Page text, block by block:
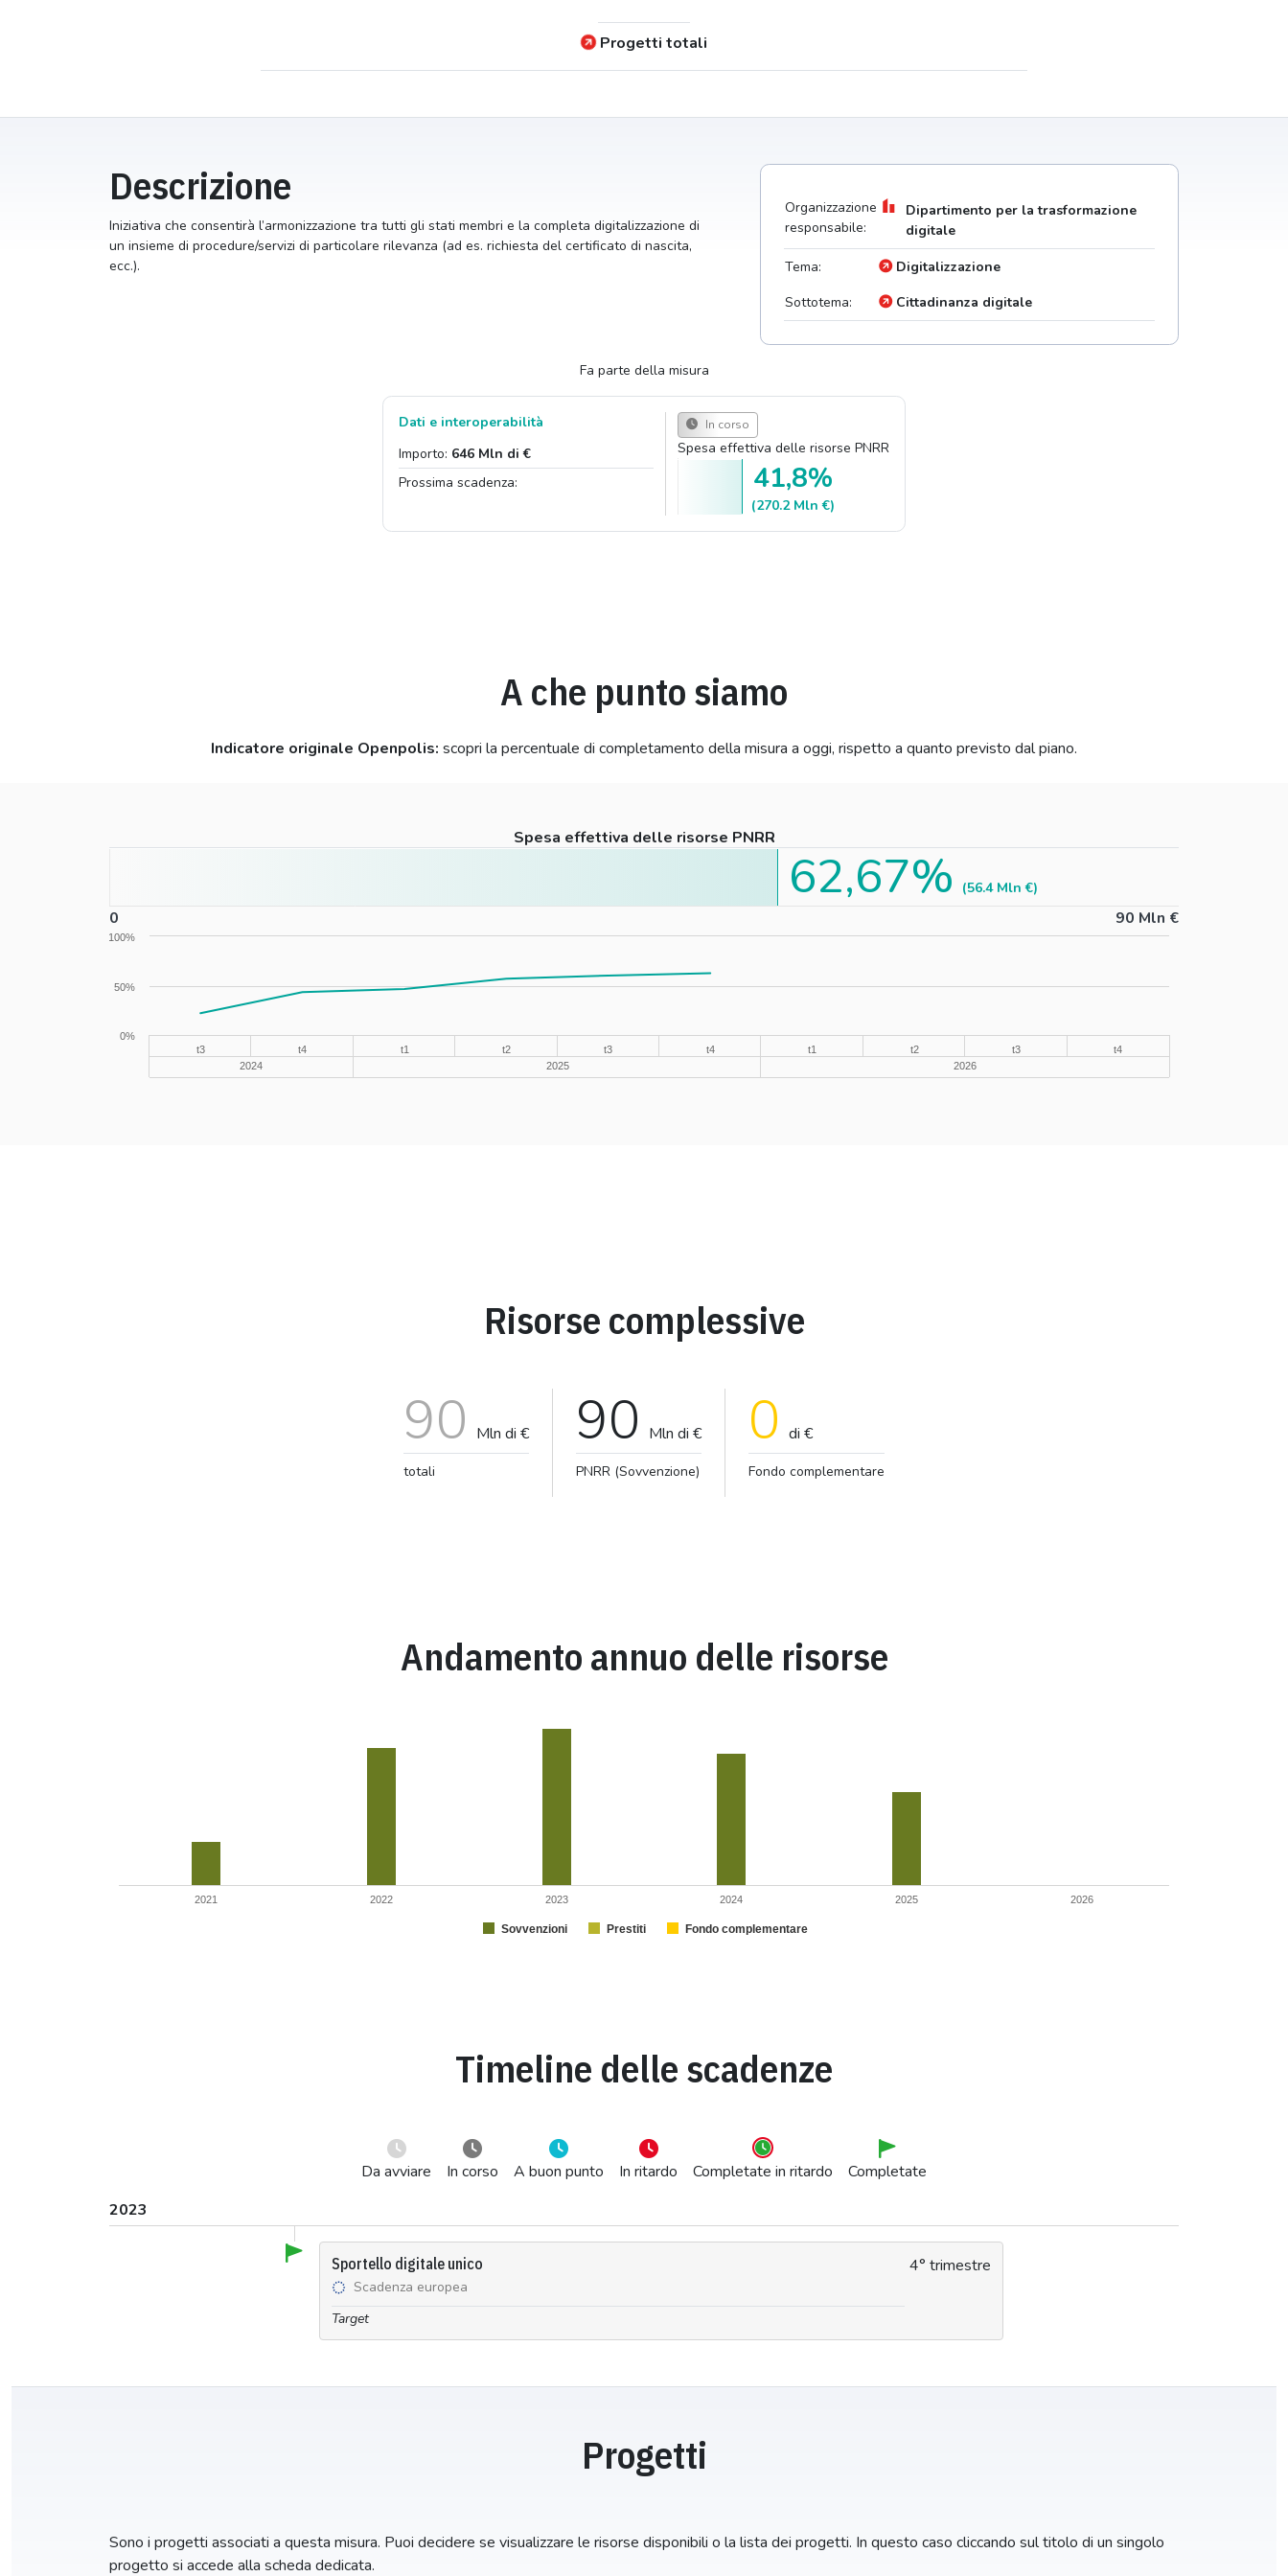
Progetti totali
Descrizione
Iniziativa che consentirà l’armonizzazione tra tutti gli stati membri e la completa digitalizzazione di
un insieme di procedure/servizi di particolare rilevanza (ad es. richiesta del certificato di nascita,
ecc.).
Organizzazione
responsabile:
Dipartimento per la trasformazione
digitale
Tema:
Digitalizzazione
Sottotema:
Cittadinanza digitale
Fa parte della misura
Dati e interoperabilità
Importo: 646 Mln di €
Prossima scadenza:
In corso
Spesa effettiva delle risorse PNRR
41,8%
(270.2 Mln €)
A che punto siamo
Indicatore originale Openpolis: scopri la percentuale di completamento della misura a oggi, rispetto a quanto previsto dal piano.
Spesa effettiva delle risorse PNRR
0 90 Mln €
62,67% (56.4 Mln €)
t3
2024
t4
t1
2025
t2 t3 t4
t1
2026
t2 t3 t4
0%
50%
100%
Risorse complessive
90 Mln di €
totali
90 Mln di €
PNRR (Sovvenzione)
0 di €
Fondo complementare
Andamento annuo delle risorse
Sovvenzioni Prestiti Fondo complementare
2021 2022 2023 2024 2025 2026
Timeline delle scadenze
Da avviare In corso A buon punto In ritardo Completate in ritardo
Completate
2023
Sportello digitale unico
Scadenza europea
Target
4° trimestre
Progetti
Sono i progetti associati a questa misura. Puoi decidere se visualizzare le risorse disponibili o la lista dei progetti. In questo caso cliccando sul titolo di un singolo
progetto si accede alla scheda dedicata.